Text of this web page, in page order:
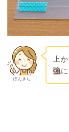
ぽんきち
上
強